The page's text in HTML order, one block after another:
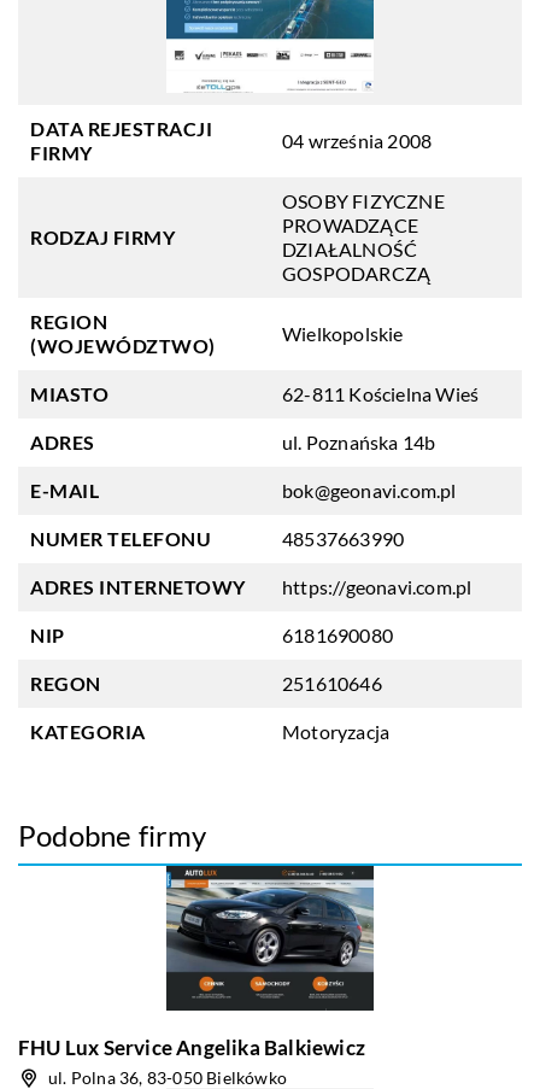
DATA REJESTRACJI
FIRMY
04 września 2008
RODZAJ FIRMY
OSOBY FIZYCZNE
PROWADZĄCE
DZIAŁALNOŚĆ
GOSPODARCZĄ
REGION
(WOJEWÓDZTWO)
Wielkopolskie
MIASTO 62-811 Kościelna Wieś
ADRES ul. Poznańska 14b
E-MAIL bok@geonavi.com.pl
NUMER TELEFONU 48537663990
ADRES INTERNETOWY https://geonavi.com.pl
NIP 6181690080
REGON 251610646
KATEGORIA Motoryzacja
Podobne firmy
FHU Lux Service Angelika Balkiewicz
ul. Polna 36, 83-050 Bielkówko